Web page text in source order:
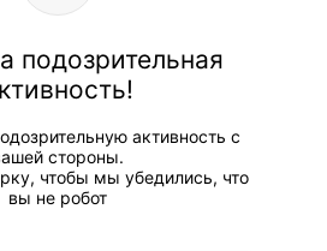
подозрительная
активность с
стороны.
чтобы мы убедились, что
вы не робот